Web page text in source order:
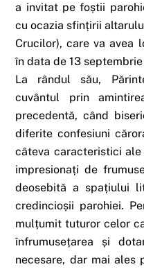
a invitat pe foștii
cu ocazia sfințirii
Crucilor), care va avea
în data de 13 septembrie
La rândul său,
cuvântul prin
precedentă, când
diferite confesiuni
câteva caracteristici ale
impresionați de
deosebită a spațiului
credincioșii parohiei.
mulțumit tuturor celor
înfrumusețarea și
necesare, dar mai ales